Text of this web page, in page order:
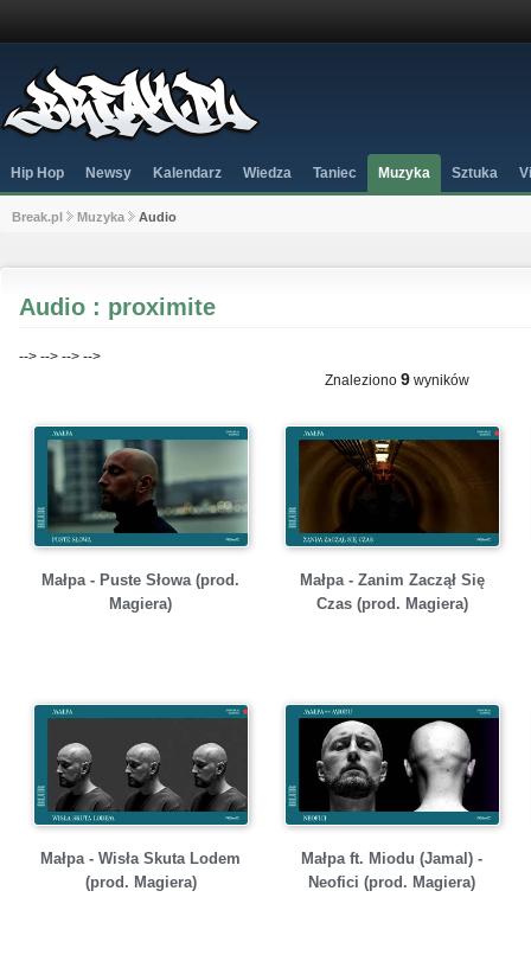
Hip Hop Newsy Kalendarz Wiedza Taniec Muzyka Sztuka
Break.pl Muzyka Audio
Audio : proximite
--> --> --> -->
Znaleziono 9 wyników
Małpa - Puste Słowa (prod.
Magiera)
Małpa - Zanim Zaczął Się
Czas (prod. Magiera)
Małpa - Wisła Skuta Lodem
(prod. Magiera)
Małpa ft. Miodu (Jamal) -
Neofici (prod. Magiera)